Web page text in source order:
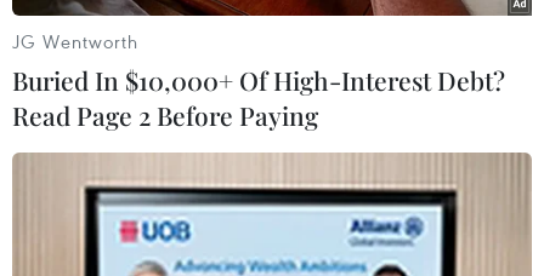
vững vàng vượt khó khăn.
Ghi nhận triển vọng tích cực của ba trụ cột là
xuất khẩu-tiêu dùng-đầu tư, theo Chuyên gia
của Vietnam Report, với hiệu ứng mức nền thấp
của Việt Nam trong ba quý đầu năm 2024 đã
chứng kiến sự hồi phục tích cực, với nhiều mặt
hàng xuất khẩu chủ lực ghi nhận sự khởi sắc trở
JG Wentworth
Buried In $10,000+ Of High-Interest Debt?
Read Page 2 Before Paying